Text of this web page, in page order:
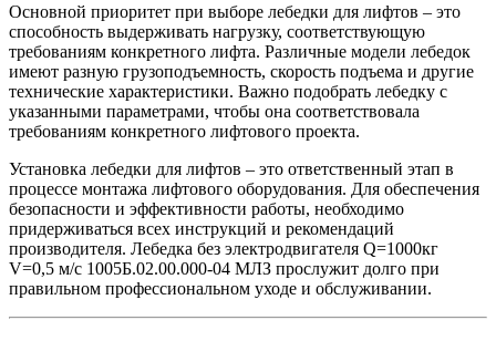
Основной приоритет при выборе лебедки для лифтов – это
способность выдерживать нагрузку, соответствующую
требованиям конкретного лифта. Различные модели лебедок
имеют разную грузоподъемность, скорость подъема и другие
технические характеристики. Важно подобрать лебедку с
указанными параметрами, чтобы она соответствовала
требованиям конкретного лифтового проекта.
Установка лебедки для лифтов – это ответственный этап в
процессе монтажа лифтового оборудования. Для обеспечения
безопасности и эффективности работы, необходимо
придерживаться всех инструкций и рекомендаций
производителя. Лебедка без электродвигателя Q=1000кг
V=0,5 м/с 1005Б.02.00.000-04 МЛЗ прослужит долго при
правильном профессиональном уходе и обслуживании.